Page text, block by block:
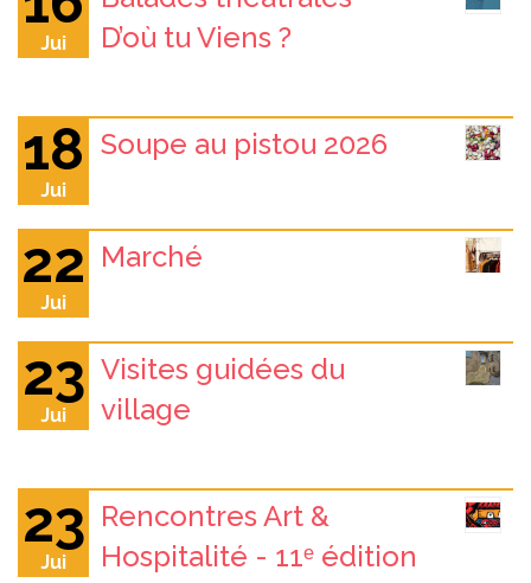
Jui
D’où tu Viens ?
18
Jui
Soupe au pistou 2026
22
Jui
Marché
23
Jui
Visites guidées du
village
23
Jui
Rencontres Art &
Hospitalité - 11ᵉ édition